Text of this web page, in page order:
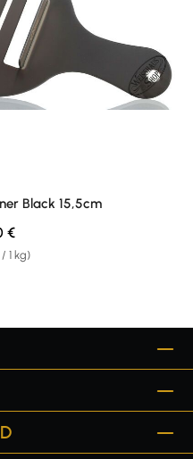
Black 15,5cm
1 kg)
Preis:
€